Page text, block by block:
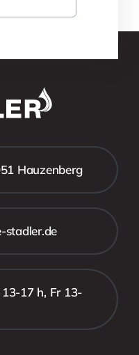
Hauzenberg
stadler.de
17 h, Fr 13-